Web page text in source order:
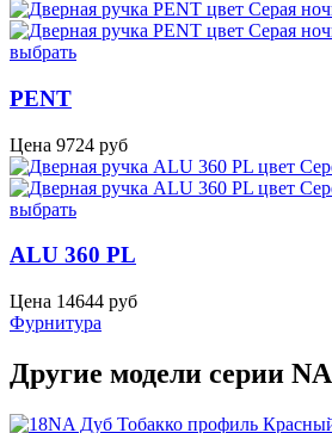
выбрать
PENT
Цена 9724 руб
выбрать
ALU 360 PL
Цена 14644 руб
Фурнитура
Другие модели серии NA